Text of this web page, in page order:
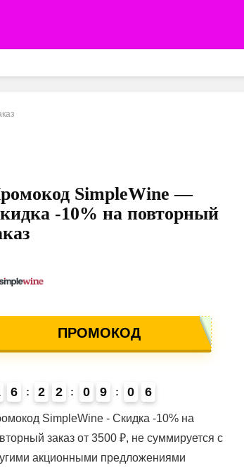
SimpleWine —
-10% на повторный
ПРОМОКОД
6 2 2 0 9 0 5
6
SimpleWine - Скидка -10% на
заказ от 3500 ₽, не суммируется с
акционными предложениями